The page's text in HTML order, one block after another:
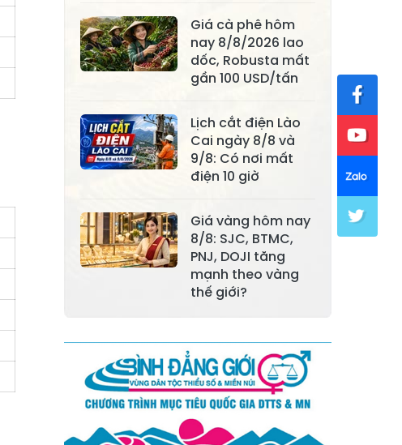
Xã Mỏ Vàng
Xã Lâm
Thượng
Xã Lục Yên
Xã Tân Lĩnh
Xã Mường Lai
Xã Cảm Nhân
Xã Yên Thành
Xã Thác Bà
Xã Trấn Yên
Xã Hưng
Khánh
Xã Việt Hồng
Xã Hợp Thành
Xã Phong Hải
Xã Xuân
Xã Bảo Thắng
Giá cà phê hôm
nay 8/8/2026 lao
dốc, Robusta mất
gần 100 USD/tấn
Lịch cắt điện Lào
Cai ngày 8/8 và
9/8: Có nơi mất
điện 10 giờ
Giá vàng hôm nay
8/8: SJC, BTMC,
PNJ, DOJI tăng
mạnh theo vàng
thế giới?